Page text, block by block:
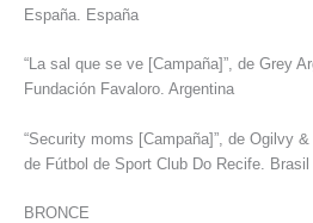
España. España
“La sal que se ve [Campaña]”, de Grey
Fundación Favaloro. Argentina
“Security moms [Campaña]”, de Ogilvy
de Fútbol de Sport Club Do Recife. Brasil
BRONCE